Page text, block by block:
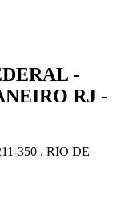
-
RJ -
350 , RIO DE